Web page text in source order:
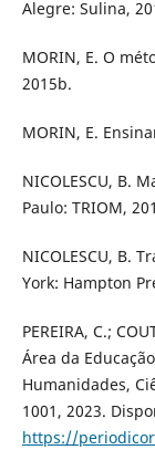
Alegre: Sulina,
MORIN, E. O
2015b.
MORIN, E.
NICOLESCU, B.
Paulo: TRIOM,
NICOLESCU, B.
York: Hampton
PEREIRA, C.;
Área da
Humanidades,
1001, 2023.
https://